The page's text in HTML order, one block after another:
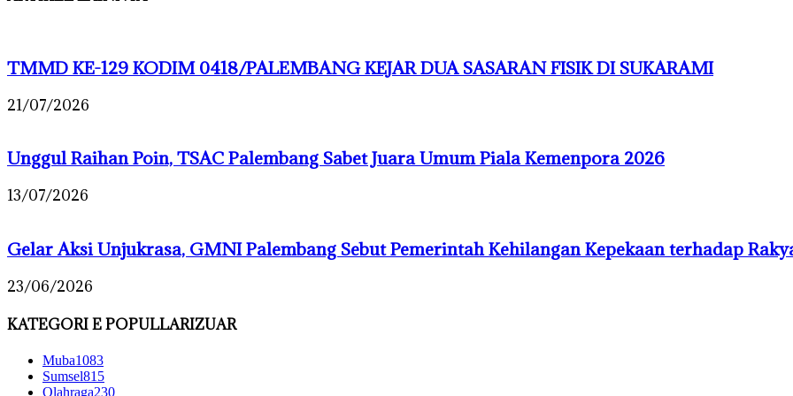
TMMD KE-129 KODIM 0418/PALEMBANG KEJAR DUA SASARAN FISIK DI SUKARAMI
21/07/2026
Unggul Raihan Poin, TSAC Palembang Sabet Juara Umum Piala Kemenpora 2026
13/07/2026
Gelar Aksi Unjukrasa, GMNI Palembang Sebut Pemerintah Kehilangan Kepekaan terhadap
23/06/2026
KATEGORI E POPULLARIZUAR
Muba1083
Sumsel815
Olahraga230